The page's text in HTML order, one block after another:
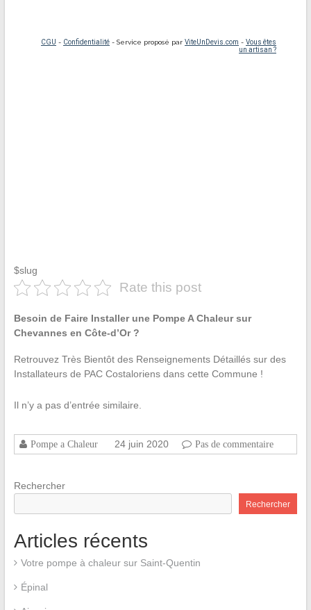
$slug
Rate this post
Besoin de Faire Installer une Pompe A Chaleur sur
Chevannes en Côte-d’Or ?
Retrouvez Très Bientôt des Renseignements Détaillés sur des
Installateurs de PAC Costaloriens dans cette Commune !
Il n’y a pas d’entrée similaire.
Pompe a Chaleur 24 juin 2020 Pas de commentaire
Rechercher
Rechercher
Articles récents
Votre pompe à chaleur sur Saint-Quentin
Épinal